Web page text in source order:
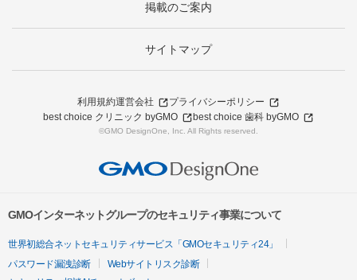
掲載のご案内
サイトマップ
利用規約運営会社
プライバシーポリシー
best choice クリニック byGMO
best choice 歯科 byGMO
©GMO DesignOne, Inc. All Rights reserved.
GMOインターネットグループのセキュリティ事業について
世界初総合ネットセキュリティサービス「GMOセキュリティ24」
パスワード漏洩診断
Webサイトリスク診断